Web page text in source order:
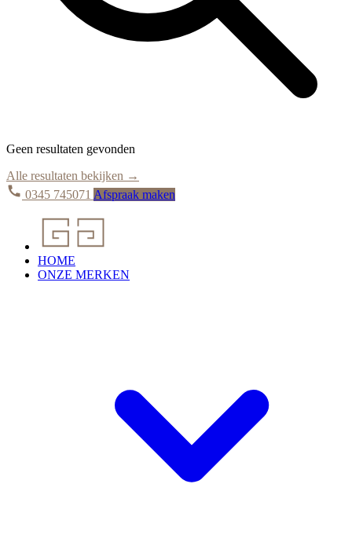
Geen resultaten gevonden
Alle resultaten bekijken →
0345 745071 Afspraak maken
HOME
ONZE MERKEN